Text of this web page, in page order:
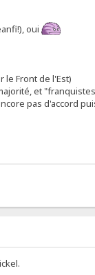
oui
Front de l'Est)
et
pas d'accord